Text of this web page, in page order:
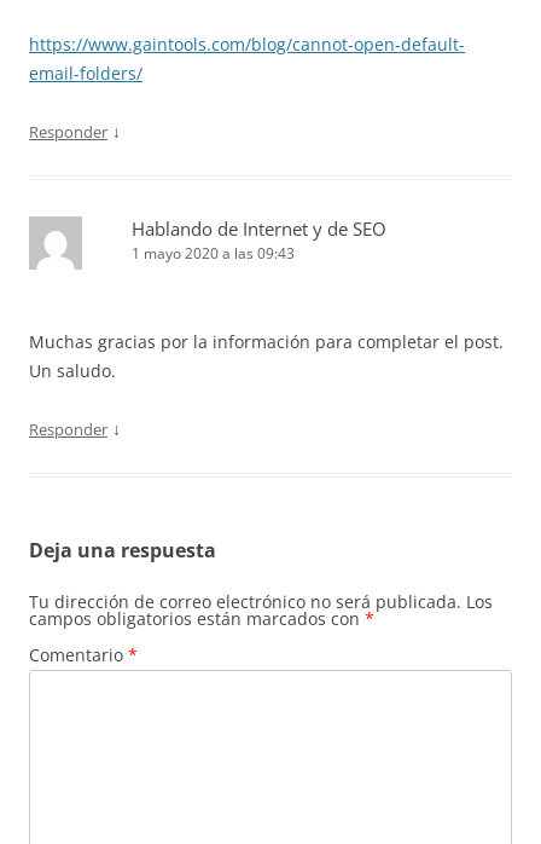
https://www.gaintools.com/blog/cannot-open-default-
email-folders/
Responder ↓
Hablando de Internet y de SEO
1 mayo 2020 a las 09:43
Muchas gracias por la información para completar el post.
Un saludo.
Responder ↓
Deja una respuesta
Tu dirección de correo electrónico no será publicada. Los
campos obligatorios están marcados con *
Comentario *